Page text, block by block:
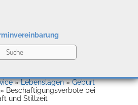
»Lebenslagen»Geburt
» Beschäftigungsverbote bei
und Stillzeit